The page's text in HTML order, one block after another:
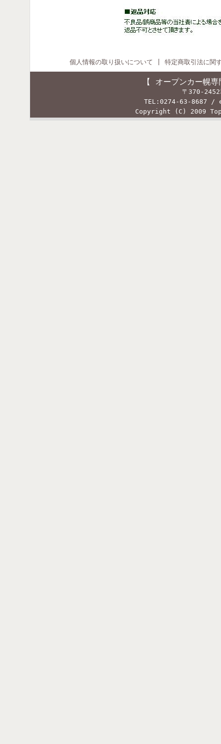
個人情報の取り扱いについて 特定商取引法に関
【 オープンカー幌
〒370-2452
TEL:0274-63-8687 /
Copyright (C) 2009